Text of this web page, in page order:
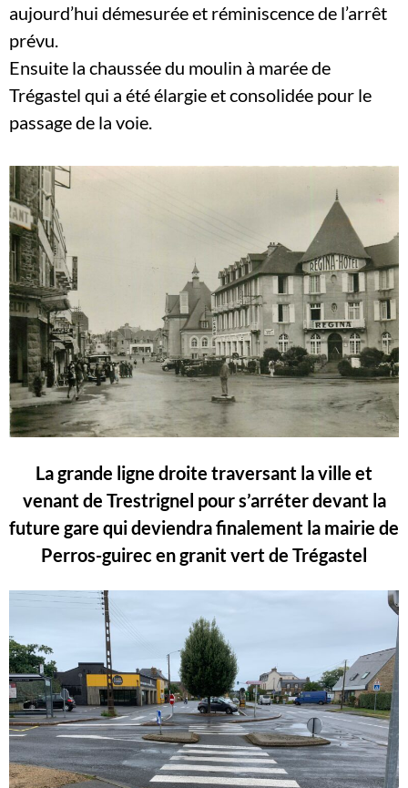
aujourd’hui démesurée et réminiscence de l’arrêt
prévu.
Ensuite la chaussée du moulin à marée de
Trégastel qui a été élargie et consolidée pour le
passage de la voie.
La grande ligne droite traversant la ville et
venant de Trestrignel pour s’arréter devant la
future gare qui deviendra finalement la mairie de
Perros-guirec en granit vert de Trégastel